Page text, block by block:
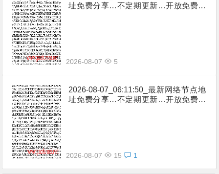
址免费分享…不定期更新…开放免费分
2026-08-07 5
2026-08-07_06:11:50_最新网络节点地
址免费分享…不定期更新…开放免费分
2026-08-07 15 1